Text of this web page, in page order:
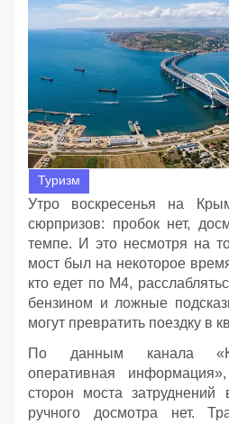
Туризм
Утро воскресенья на
сюрпризов: пробок нет,
темпе. И это несмотря на
мост был на некоторое
кто едет по М4,
бензином и ложные
могут превратить поездку в
По данным канала
оперативная
сторон моста затруднений
ручного досмотра нет.